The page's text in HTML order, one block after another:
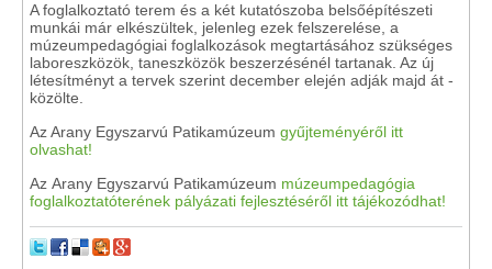
A foglalkoztató terem és a két kutatószoba belsőépítészeti
munkái már elkészültek, jelenleg ezek felszerelése, a
múzeumpedagógiai foglalkozások megtartásához szükséges
laboreszközök, taneszközök beszerzésénél tartanak. Az új
létesítményt a tervek szerint december elején adják majd át -
közölte.
Az Arany Egyszarvú Patikamúzeum gyűjteményéről itt
olvashat!
Az Arany Egyszarvú Patikamúzeum múzeumpedagógia
foglalkoztatóterének pályázati fejlesztéséről itt tájékozódhat!